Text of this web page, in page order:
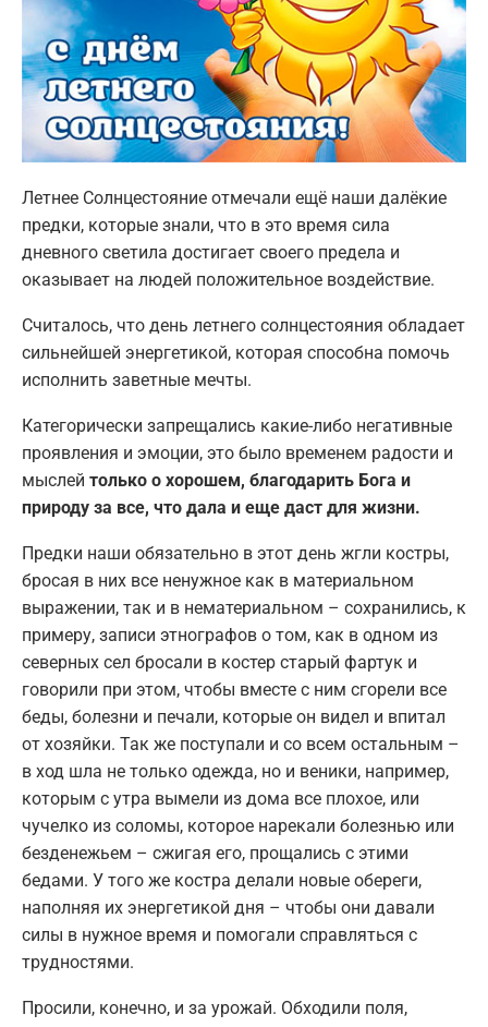
Летнее Солнцестояние отмечали ещё наши далёкие
предки, которые знали, что в это время сила
дневного светила достигает своего предела и
оказывает на людей положительное воздействие.
Считалось, что день летнего солнцестояния обладает
сильнейшей энергетикой, которая способна помочь
исполнить заветные мечты.
Категорически запрещались какие-либо негативные
проявления и эмоции, это было временем радости и
мыслей только о хорошем, благодарить Бога и
природу за все, что дала и еще даст для жизни.
Предки наши обязательно в этот день жгли костры,
бросая в них все ненужное как в материальном
выражении, так и в нематериальном – сохранились, к
примеру, записи этнографов о том, как в одном из
северных сел бросали в костер старый фартук и
говорили при этом, чтобы вместе с ним сгорели все
беды, болезни и печали, которые он видел и впитал
от хозяйки. Так же поступали и со всем остальным –
в ход шла не только одежда, но и веники, например,
которым с утра вымели из дома все плохое, или
чучелко из соломы, которое нарекали болезнью или
безденежьем – сжигая его, прощались с этими
бедами. У того же костра делали новые обереги,
наполняя их энергетикой дня – чтобы они давали
силы в нужное время и помогали справляться с
трудностями.
Просили, конечно, и за урожай. Обходили поля,